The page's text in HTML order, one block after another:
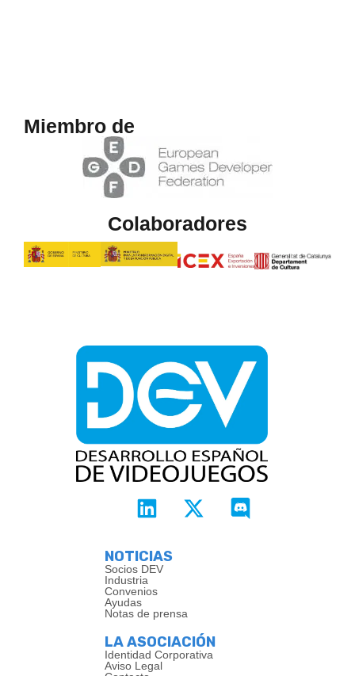
Miembro de
Colaboradores
NOTICIAS
Socios DEV
Industria
Convenios
Ayudas
Notas de prensa
LA ASOCIACIÓN
Identidad Corporativa
Aviso Legal